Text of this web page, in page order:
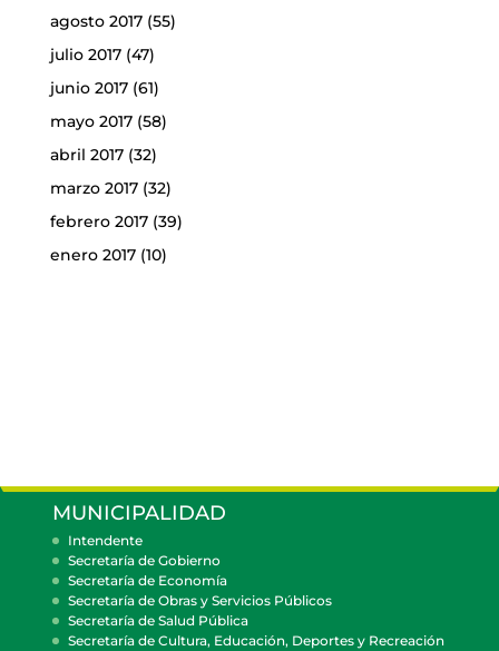
agosto 2017(55)
julio 2017(47)
junio 2017(61)
mayo 2017(58)
abril 2017(32)
marzo 2017(32)
febrero 2017(39)
enero 2017(10)
MUNICIPALIDAD
Intendente
Secretaría de Gobierno
Secretaría de Economía
Secretaría de Obras y Servicios Públicos
Secretaría de Salud Pública
Secretaría de Cultura, Educación, Deportes y Recreación